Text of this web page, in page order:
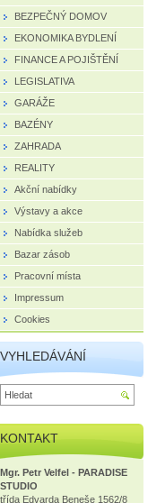
BEZPEČNÝ DOMOV
EKONOMIKA BYDLENÍ
FINANCE A POJIŠTĚNÍ
LEGISLATIVA
GARÁŽE
BAZÉNY
ZAHRADA
REALITY
Akční nabídky
Výstavy a akce
Nabídka služeb
Bazar zásob
Pracovní místa
Impressum
Cookies
VYHLEDÁVÁNÍ
KONTAKT
Mgr. Petr Velfel - PARADISE
STUDIO
třída Edvarda Beneše 1562/8